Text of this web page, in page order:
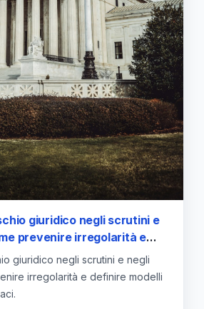
giuridico negli scrutini e
prevenire irregolarità e
organizzativi
giuridico negli scrutini e negli
irregolarità e definire modelli